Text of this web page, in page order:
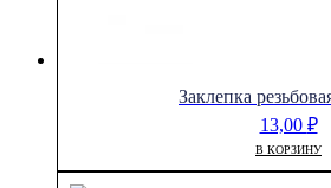
Заклепка
13,00 ₽
В КОРЗИНУ